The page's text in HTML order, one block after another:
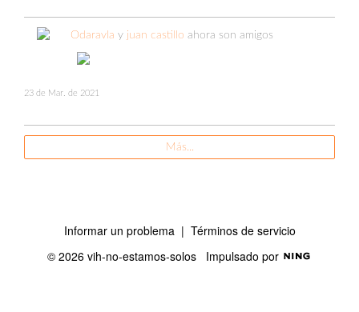
Odaravla y juan castillo ahora son amigos
23 de Mar. de 2021
Más...
Informar un problema | Términos de servicio
© 2026 vih-no-estamos-solos Impulsado por